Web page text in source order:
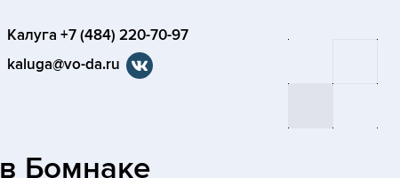
Калуга +7 (484) 220-70-97
kaluga@vo-da.ru
в Бомнаке